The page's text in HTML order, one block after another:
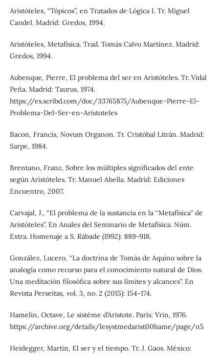
Aristóteles, “Tópicos”, en Tratados de Lógica I. Tr. Miguel
Candel. Madrid: Gredos, 1994.
Aristóteles, Metafísica. Trad. Tomás Calvo Martínez. Madrid:
Gredos, 1994.
Aubenque, Pierre, El problema del ser en Aristóteles. Tr. Vidal
Peña. Madrid: Taurus, 1974.
https://es.scribd.com/doc/33765875/Aubenque-Pierre-El-
Problema-Del-Ser-en-Aristoteles
Bacon, Francis, Novum Organon. Tr. Cristóbal Litrán. Madrid:
Sarpe, 1984.
Brentano, Franz, Sobre los múltiples significados del ente
según Aristóteles. Tr. Manuel Abella. Madrid: Ediciones
Encuentro, 2007.
Carvajal, J., “El problema de la sustancia en la “Metafísica” de
Aristóteles”. En Anales del Seminario de Metafísica. Núm.
Extra. Homenaje a S. Rábade (1992): 889-918.
González, Lucero, “La doctrina de Tomás de Aquino sobre la
analogía como recurso para el conocimiento natural de Dios.
Una meditación filosófica sobre sus límites y alcances”. En
Revista Perseitas, vol. 3, no. 2 (2015): 154-174.
Hamelin, Octave, Le sistéme d’Aristote. París: Vrin, 1976.
https://archive.org/details/lesystmedarist00hame/page/n5
Heidegger, Martin, El ser y el tiempo. Tr. J. Gaos. México: